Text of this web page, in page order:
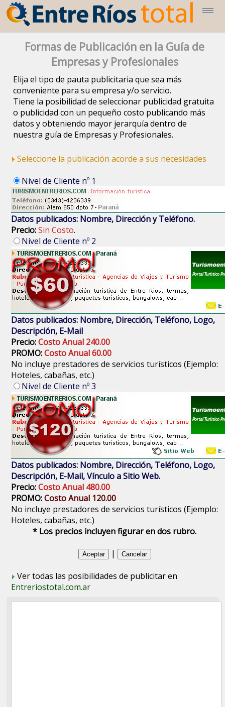
Formas de Publicación en la Guía de
Empresas y Profesionales
Elija el tipo de pauta publicitaria que sea más
conveniente para su empresa y/o servicio.
Tiene la posibilidad de seleccionar publicidad gratuita
o publicidad con un pequeño costo publicando más
datos y obteniendo mayor jerarquía dentro de
nuestra guía de Empresas y Profesionales.
Seleccione la publicación acorde a sus necesidades
Nivel de Cliente nº 1
Datos publicados: Nombre, Dirección y Teléfono.
Precio:Sin Costo.
Nivel de Cliente nº 2
Datos publicados: Nombre, Dirección, Teléfono, Logo,
Descripción, E-Mail
Precio:Costo Anual 240.00
PROMO:Costo Anual 60.00
No incluye prestadores de servicios turísticos (Ejemplo:
Hoteles, cabañas, etc.)
Nivel de Cliente nº 3
Datos publicados: Nombre, Dirección, Teléfono, Logo,
Descripción, E-Mail, Vínculo a Sitio Web.
Precio:Costo Anual 480.00
PROMO:Costo Anual 120.00
No incluye prestadores de servicios turísticos (Ejemplo:
Hoteles, cabañas, etc.)
* Los precios incluyen figurar en dos rubro.
|
Ver todas las posibilidades de publicitar en
Entreriostotal.com.ar